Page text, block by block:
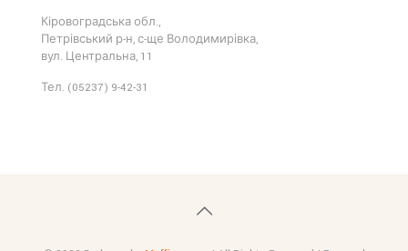
Кіровоградська обл.,
Петрівський р-н, с-ще Володимирівка,
вул. Центральна, 11
Тел. (05237) 9-42-31